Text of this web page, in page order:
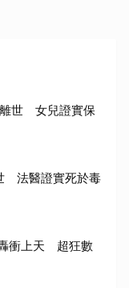
世 女兒證實保
法醫證實死於毒
衝上天 超狂數